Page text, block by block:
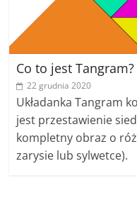
Co to jest Tangram?
22 grudnia 2020
Układanka Tangram
jest przestawienie
kompletny obraz o
zarysie lub sylwetce).